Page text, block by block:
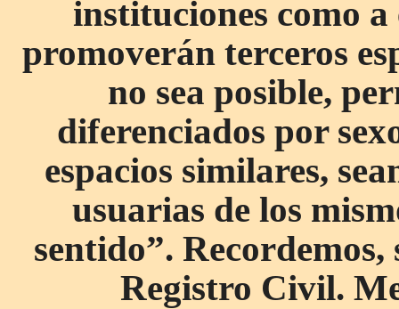
instituciones como
promoverán terceros
no sea posible,
diferenciados por
espacios similares,
usuarias de los
sentido”.
Registro Civil.